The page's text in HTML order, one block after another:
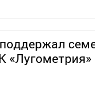
«Лугометрия»